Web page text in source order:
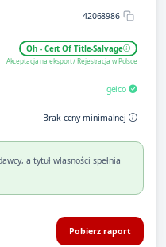
42068986
Oh - Cert Of Title-Salvage
Akceptacja na eksport / Rejestracja w Polsce
geico
Brak ceny minimalnej
a tytuł własności spełnia
Pobierz raport